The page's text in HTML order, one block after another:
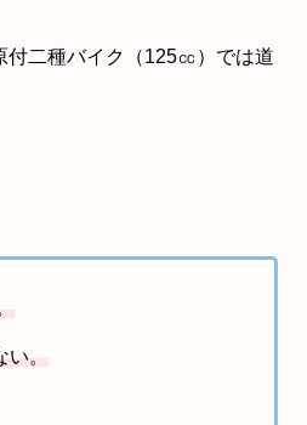
付二種バイク（125㏄）では道
い。